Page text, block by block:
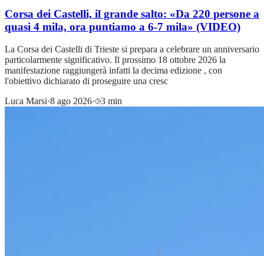
Corsa dei Castelli, il grande salto: «Da 220 persone a
quasi 4 mila, ora puntiamo a 6-7 mila» (VIDEO)
La Corsa dei Castelli di Trieste si prepara a celebrare un anniversario
particolarmente significativo. Il prossimo 18 ottobre 2026 la
manifestazione raggiungerà infatti la decima edizione , con
l'obiettivo dichiarato di proseguire una cresc
Luca Marsi·8 ago 2026· 3 min